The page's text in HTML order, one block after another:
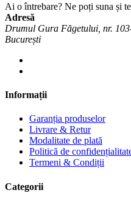
Ai o întrebare? Ne poți suna și
Adresă
Drumul Gura Făgetului, nr.
București
Informații
Garanția produselor
Livrare & Retur
Modalitate de plată
Politică de
Termeni & Condiții
Categorii